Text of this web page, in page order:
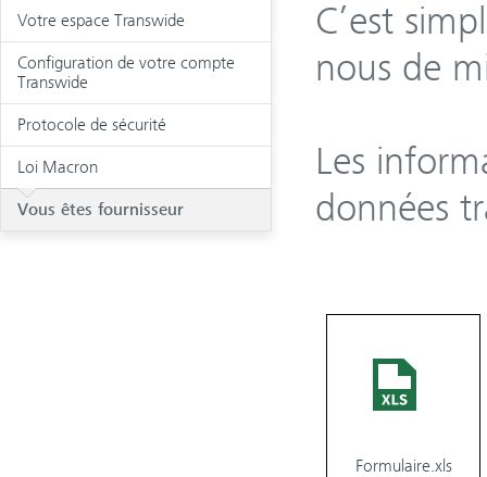
Votre espace Transwide
Configuration de votre compte
Transwide
Protocole de sécurité
Loi Macron
Vous êtes fournisseur
C’est
nous de
Les
données
Formulaire.xls